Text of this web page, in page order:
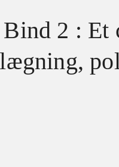
2 : Et